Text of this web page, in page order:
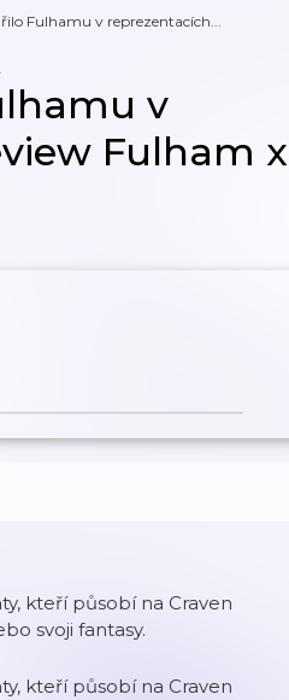
Fulhamu v reprezentacích...
v
Fulham x
kteří působí na Craven
svoji fantasy.
kteří působí na Craven